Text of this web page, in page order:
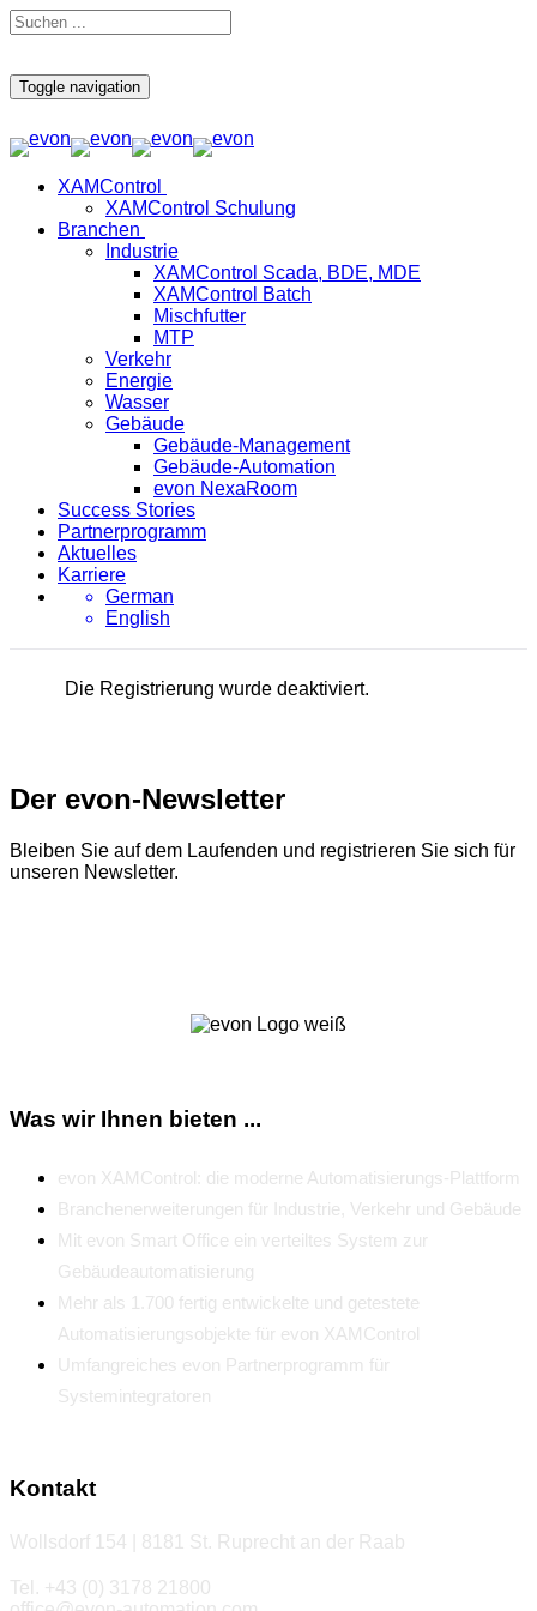
Toggle navigation
XAMControl
XAMControl Schulung
Branchen
Industrie
XAMControl Scada, BDE, MDE
XAMControl Batch
Mischfutter
MTP
Verkehr
Energie
Wasser
Gebäude
Gebäude-Management
Gebäude-Automation
evon NexaRoom
Success Stories
Partnerprogramm
Aktuelles
Karriere
German
English
Die Registrierung wurde deaktiviert.
Der evon-Newsletter
Bleiben Sie auf dem Laufenden und registrieren Sie sich für
unseren Newsletter.
Was wir Ihnen bieten ...
evon XAMControl: die moderne Automatisierungs-Plattform
Branchenerweiterungen für Industrie, Verkehr und Gebäude
Mit evon Smart Office ein verteiltes System zur
Gebäudeautomatisierung
Mehr als 1.700 fertig entwickelte und getestete
Automatisierungsobjekte für evon XAMControl
Umfangreiches evon Partnerprogramm für
Systemintegratoren
Kontakt
Wollsdorf 154 | 8181 St. Ruprecht an der Raab
Tel. +43 (0) 3178 21800